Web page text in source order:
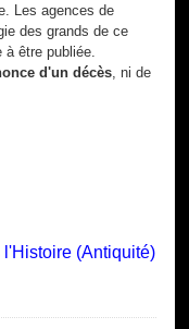
Les agences de
des grands de ce
être publiée.
d'un décès , ni de
l'Histoire (Antiquité)